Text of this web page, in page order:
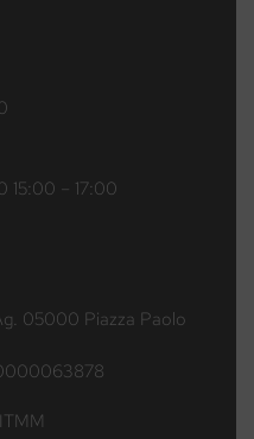
15:00 – 17:00
05000 Piazza Paolo